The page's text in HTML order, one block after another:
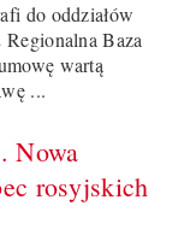
do oddziałów
Baza
wartą
...
Nowa
rosyjskich